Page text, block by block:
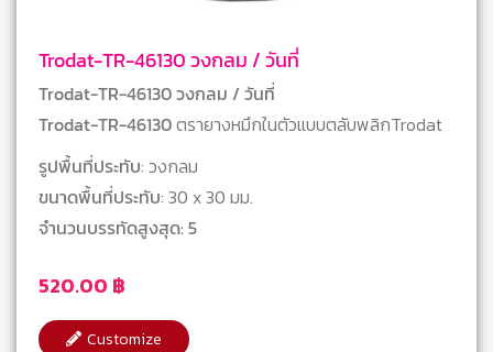
Trodat-TR-46130 วงกลม / วันที่
520.00 ฿
Trodat-TR-46130 วงกลม / วันที่
Trodat-TR-46130ตรายางหมึกในตัวแบบตลับพลิกTrodat
รูปพื้นที่ประทับ: วงกลม
ขนาดพื้นที่ประทับ: 30 x 30 มม.
จำนวนบรรทัดสูงสุด: 5
Customize